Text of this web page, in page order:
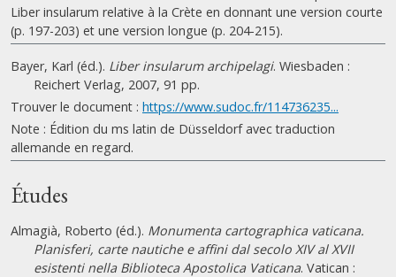
Liber insularum relative à la Crète en donnant une version courte
(p. 197-203) et une version longue (p. 204-215).
Bayer, Karl (éd.). Liber insularum archipelagi. Wiesbaden :
Reichert Verlag, 2007, 91 pp.
Trouver le document : https://www.sudoc.fr/114736235...
Note : Édition du ms latin de Düsseldorf avec traduction
allemande en regard.
Études
Almagià, Roberto (éd.). Monumenta cartographica vaticana.
Planisferi, carte nautiche e affini dal secolo XIV al XVII
esistenti nella Biblioteca Apostolica Vaticana. Vatican :